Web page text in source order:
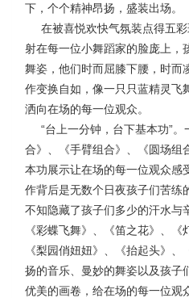
下，个个精神昂扬，盛装出场。
在被喜悦欢快气氛装点得五彩
射在每一位小舞蹈家的脸庞上，
舞姿，他们时而屈膝下腰，时而
作变换自如，像一只只蓝精灵飞
洒向在场的每一位观众。
“台上一分钟，台下基本功”。
合》、《手臂组合》、《圆场组
本功展示让在场的每一位观众感
作背后是无数个日夜孩子们苦练
不知隐藏了孩子们多少的汗水与
《彩蝶飞舞》、《笛之花》、《
《梨园俏妞妞》、《抬起头》
扬的音乐、曼妙的舞姿以及孩子
优美的画卷，给在场的每一位观